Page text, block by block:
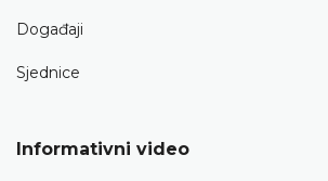
Događaji
Sjednice
Informativni video